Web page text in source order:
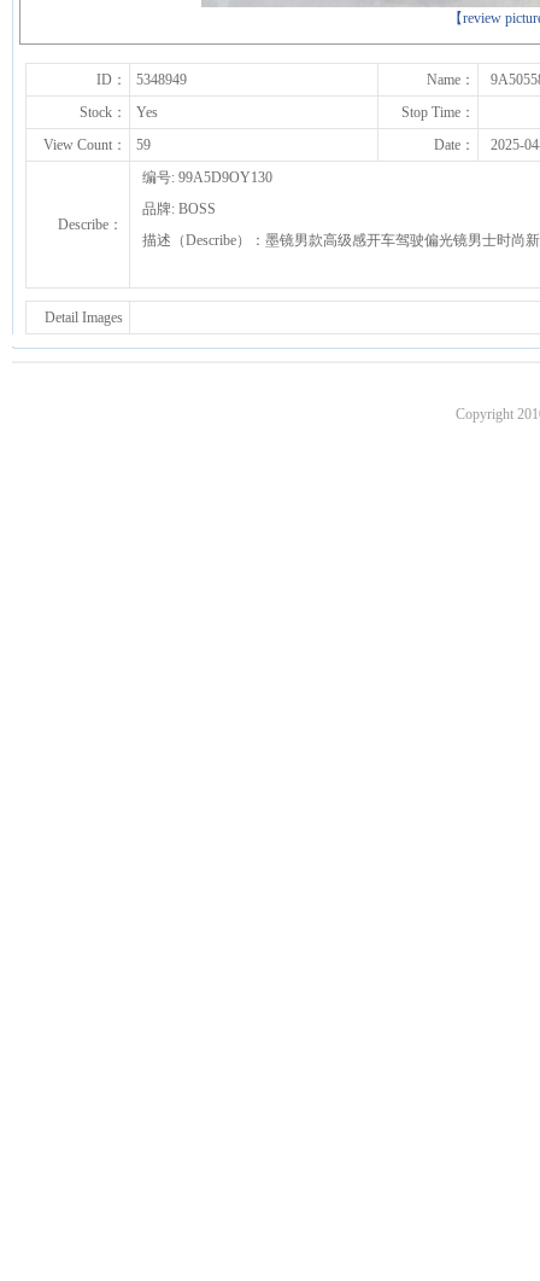
【review
ID： 5348949 Name：
Stock：
Yes
Stop Time：
View Count：
59 Date： 2025-
Describe：
编号: 99A5D9OY130
品牌: BOSS
描述（Describe）：墨镜男款高级感开车驾驶偏光镜男士时尚
Detail Images
Copyright